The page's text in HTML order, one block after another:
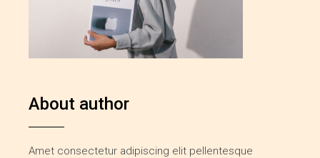
About author
Amet consectetur adipiscing elit pellentesque